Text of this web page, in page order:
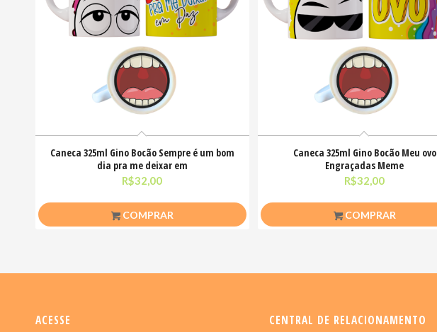
Caneca 325ml Gino Bocão Sempre é um bom
dia pra me deixar em
R$32,00
COMPRAR
Caneca 325ml Gino Bocão Meu ovo
Engraçadas Meme
R$32,00
COMPRAR
ACESSE CENTRAL DE RELACIONAMENTO